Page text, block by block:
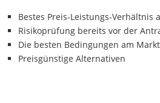
Bestes Preis-Leistungs-Verhältnis
Risikoprüfung bereits vor der
Die besten Bedingungen am Markt
Preisgünstige Alternativen